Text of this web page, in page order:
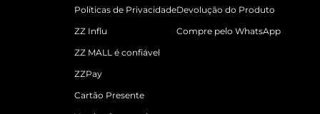
Políticas de Privacidade
ZZ Influ
ZZ MALL é confiável
ZZPay
Cartão Presente
Devolução do Produto
Compre pelo WhatsApp